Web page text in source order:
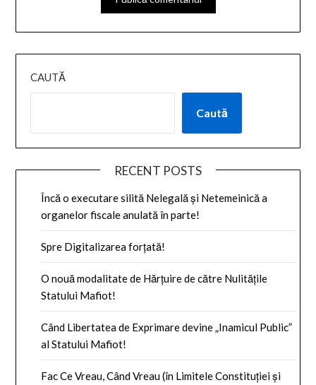
CAUTĂ
Caută
RECENT POSTS
Încă o executare silită Nelegală și Netemeinică a
organelor fiscale anulată în parte!
Spre Digitalizarea forțată!
O nouă modalitate de Hărțuire de către Nulitățile
Statului Mafiot!
Când Libertatea de Exprimare devine „Inamicul Public”
al Statului Mafiot!
Fac Ce Vreau, Când Vreau (în Limitele Constituției și